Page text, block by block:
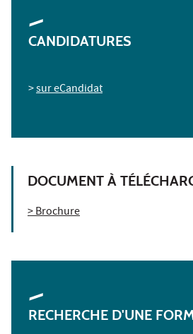
CANDIDATURES
>sur eCandidat
DOCUMENT À
> Brochure
RECHERCHE D'UNE